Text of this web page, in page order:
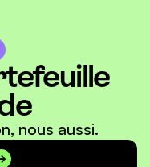
nous aussi.